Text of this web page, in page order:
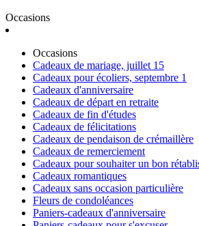
Occasions
Occasions
Cadeaux de mariage, juillet 15
Cadeaux pour écoliers, septembre 1
Cadeaux d'anniversaire
Cadeaux de départ en retraite
Cadeaux de fin d'études
Cadeaux de félicitations
Cadeaux de pendaison de crémaillère
Cadeaux de remerciement
Cadeaux pour souhaiter un bon
Cadeaux romantiques
Cadeaux sans occasion particulière
Fleurs de condoléances
Paniers-cadeaux d'anniversaire